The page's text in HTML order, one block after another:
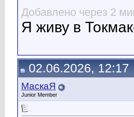
Добавлено через 2
Я живу в
02.06.2026, 12:17
МаскаЯ
Junior Member